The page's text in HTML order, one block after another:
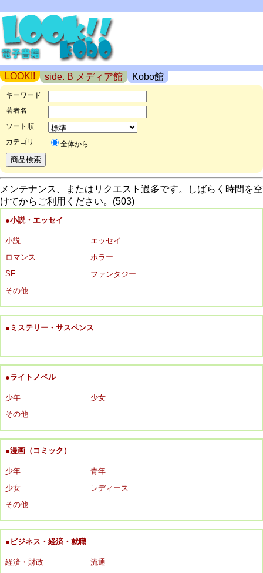
LOOK!! side. B メディア館 Kobo館
キーワード
著者名
ソート順
カテゴリ
全体から
メンテナンス、またはリクエスト過多です。しばらく時間を空
けてからご利用ください。(503)
●小説・エッセイ
小説
エッセイ
ロマンス
ホラー
SF
ファンタジー
その他
●ミステリー・サスペンス
●ライトノベル
少年
少女
その他
●漫画（コミック）
少年
青年
少女
レディース
その他
●ビジネス・経済・就職
経済・財政
流通